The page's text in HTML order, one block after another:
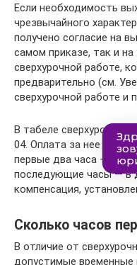
Если необходимость
чрезвычайного
получено согласие на
самом приказе, так и
сверхурочной работе,
предварительно (см.
сверхурочной работе и
В табеле сверхурочка
04. Оплата за нее
первые два часа — в
последующие часы — в
компенсация,
Сколько часов
В отличие от
допустимые временные